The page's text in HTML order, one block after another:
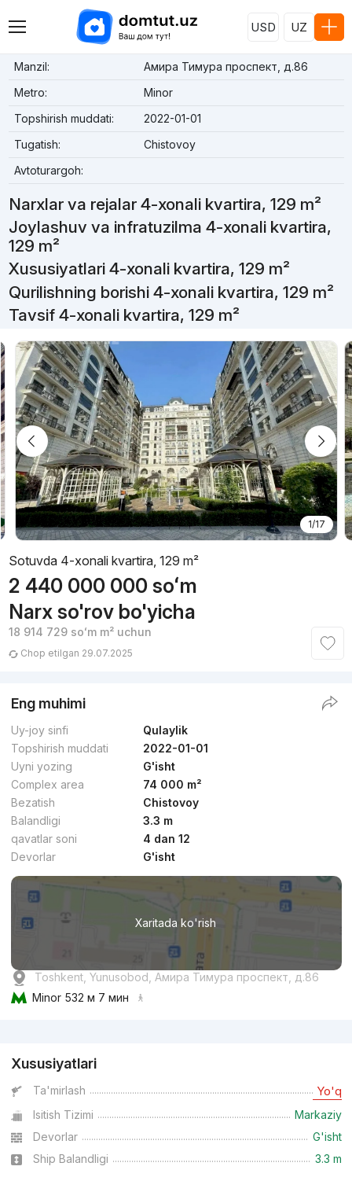
USD UZ
Manzil:
Амира Тимура проспект, д.86
Metro:
Minor
Topshirish muddati:
2022-01-01
Tugatish:
Chistovoy
Avtoturargoh:
Narxlar va rejalar 4-xonali kvartira, 129 m²
Joylashuv va infratuzilma 4-xonali kvartira,
129 m²
Xususiyatlari 4-xonali kvartira, 129 m²
Qurilishning borishi 4-xonali kvartira, 129 m²
Tavsif 4-xonali kvartira, 129 m²
1/17
Sotuvda 4-xonali kvartira, 129 m²
2 440 000 000 soʻm
Narx so'rov bo'yicha
18 914 729 soʻmm² uchun
Chop etilgan 29.07.2025
Eng muhimi
Uy-joy sinfi
Qulaylik
Topshirish muddati
2022-01-01
Uyni yozing
G'isht
Complex area
74 000 m²
Bezatish
Chistovoy
Balandligi
3.3 m
qavatlar soni
4 dan 12
Devorlar
G'isht
Xaritada ko'rish
Toshkent, Yunusobod, Амира Тимура проспект, д.86
Minor 532 м 7 мин
Xususiyatlari
Ta'mirlash Yo'q
Isitish Tizimi
Markaziy
Devorlar
G'isht
Ship Balandligi
3.3 m